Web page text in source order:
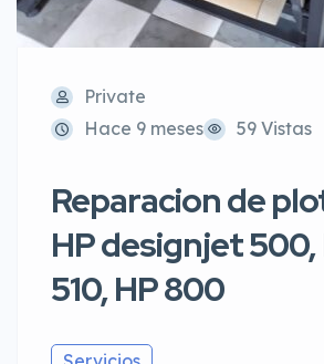
Private
Hace 9 meses
59 Vistas
Reparacion de
HP designjet 500,
510, HP 800